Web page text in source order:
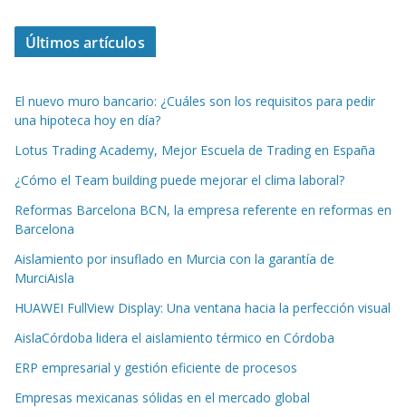
Últimos artículos
El nuevo muro bancario: ¿Cuáles son los requisitos para pedir
una hipoteca hoy en día?
Lotus Trading Academy, Mejor Escuela de Trading en España
¿Cómo el Team building puede mejorar el clima laboral?
Reformas Barcelona BCN, la empresa referente en reformas en
Barcelona
Aislamiento por insuflado en Murcia con la garantía de
MurciAisla
HUAWEI FullView Display: Una ventana hacia la perfección visual
AislaCórdoba lidera el aislamiento térmico en Córdoba
ERP empresarial y gestión eficiente de procesos
Empresas mexicanas sólidas en el mercado global